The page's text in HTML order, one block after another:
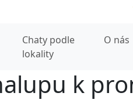
Chaty podle
lokality
O nás
k